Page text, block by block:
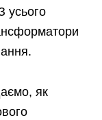
усього
як